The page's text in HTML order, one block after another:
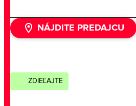
NÁJDITE PREDAJCU
ZDIEĽAJTE